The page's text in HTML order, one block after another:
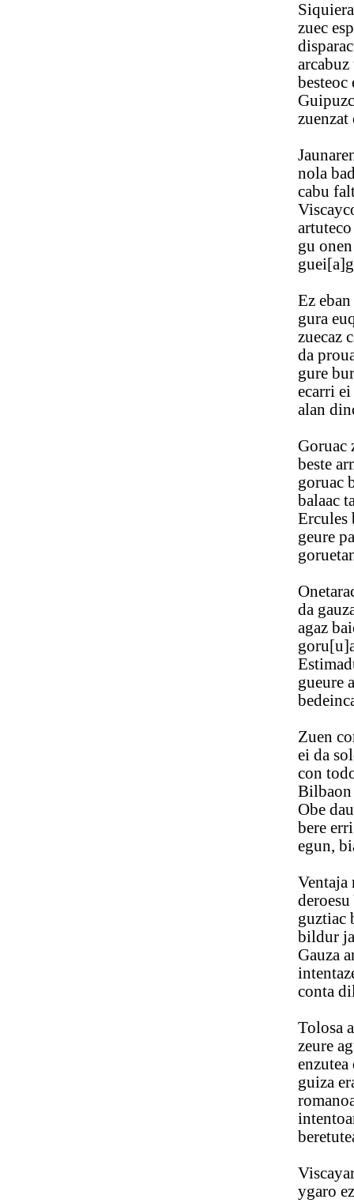
Siquiera
zuec
disparactan
arcabuz ta
besteoc
zuenzat ori
Jaunaren
nola bada
cabu faltas
Viscayco
artuteco
gu onen
guei[a]go
Ez eban
gura
zuecaz
da prouadu
gure
ecarri ei
alan dino
Goruac
beste
goruac beti
balaac ta
Ercules
geure
goruetan a
Onetaraco
da gauza
agaz
goru[u]aco
Estimaduaz
gueure
bedeinca
Zuen
ei da
con todo
Bilbaon
Obe dau
bere erri
egun, biar
Ventaja
deroesu
guztiac
bildur
Gauza andi
intentazen
conta dila
Tolosa
zeure
enzutea
guiza
romanoac
beretutea
Viscayari
ygaro ezan